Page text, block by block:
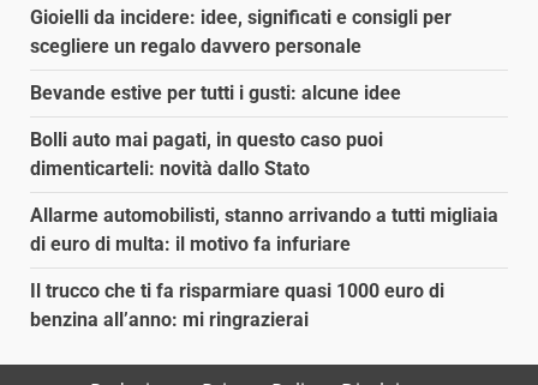
Gioielli da incidere: idee, significati e consigli per
scegliere un regalo davvero personale
Bevande estive per tutti i gusti: alcune idee
Bolli auto mai pagati, in questo caso puoi
dimenticarteli: novità dallo Stato
Allarme automobilisti, stanno arrivando a tutti migliaia
di euro di multa: il motivo fa infuriare
Il trucco che ti fa risparmiare quasi 1000 euro di
benzina all’anno: mi ringrazierai